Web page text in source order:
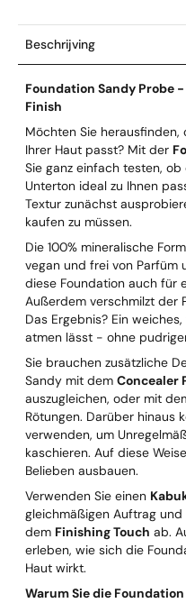
Beschrijving
Foundation Sandy Probe
Finish
Möchten Sie herausfinden,
Ihrer Haut passt? Mit der
Sie ganz einfach testen,
Unterton ideal zu Ihnen
Textur zunächst
kaufen zu müssen.
Die 100% mineralische
vegan und frei von Parfüm
diese Foundation auch für
Außerdem verschmilzt der
Das Ergebnis? Ein
atmen lässt - ohne
Sie brauchen zusätzliche
Sandy mit dem Concealer
auszugleichen, oder mit
Rötungen. Darüber hinaus
verwenden, um
kaschieren. Auf diese
Belieben ausbauen.
Verwenden Sie einen
gleichmäßigen Auftrag
dem Finishing Touch ab.
erleben, wie sich die
Haut wirkt.
Warum Sie die